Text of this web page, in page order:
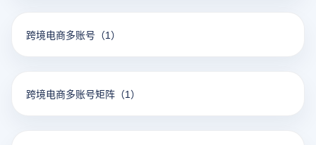
跨境电商多账号 （1）
跨境电商多账号矩阵 （1）